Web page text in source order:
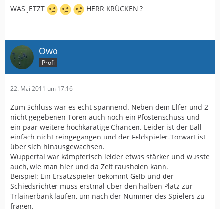
WAS JETZT
HERR KRÜCKEN ?
Owo
Profi
22. Mai 2011 um 17:16
Zum Schluss war es echt spannend. Neben dem Elfer und 2
nicht gegebenen Toren auch noch ein Pfostenschuss und
ein paar weitere hochkarätige Chancen. Leider ist der Ball
einfach nicht reingegangen und der Feldspieler-Torwart ist
über sich hinausgewachsen.
Wuppertal war kämpferisch leider etwas stärker und wusste
auch, wie man hier und da Zeit rausholen kann.
Beispiel: Ein Ersatzspieler bekommt Gelb und der
Schiedsrichter muss erstmal über den halben Platz zur
Trlainerbank laufen, um nach der Nummer des Spielers zu
fragen.